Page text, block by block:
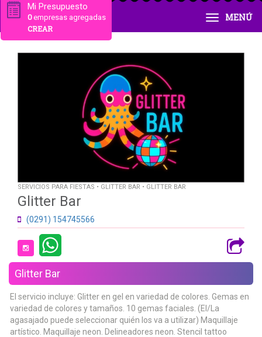
MENÚ
Mi Presupuesto
0empresas agregadas
CREAR
SERVICIOS PARA FIESTAS • GLITTER BAR • GLITTER BAR
Glitter Bar
(0291) 154745566
Glitter Bar
El servicio incluye: Glitter en gel en variedad de colores. Gemas en
variedad de colores y tamaños. 10 gemas faciales. (El/La
agasajado puede seleccionar quién los va a utilizar) Maquillaje
artístico. Maquillaje neon. Delineadores neon. Stencil tattoo